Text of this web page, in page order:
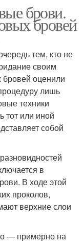
брови.
бровей
тем, кто не
своим
оценили
лишь
техники
тот или иной
собой
в
В ходе этой
проколов,
верхние слои
— примерно на